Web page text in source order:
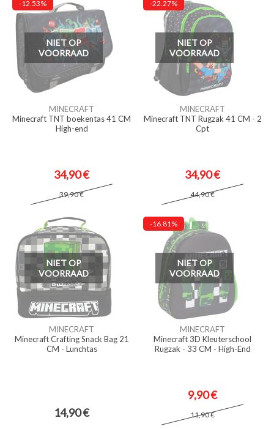
-12.53%
NIET OP
VOORRAAD
MINECRAFT
Minecraft TNT boekentas 41 CM
High-end
34,90 €
39,90 €
-22.27%
NIET OP
VOORRAAD
MINECRAFT
Minecraft TNT Rugzak 41 CM - 2
Cpt
34,90 €
44,90 €
NIET OP
VOORRAAD
MINECRAFT
Minecraft Crafting Snack Bag 21
CM - Lunchtas
14,90 €
-16.81%
NIET OP
VOORRAAD
MINECRAFT
Minecraft 3D Kleuterschool
Rugzak - 33 CM - High-End
9,90 €
11,90 €